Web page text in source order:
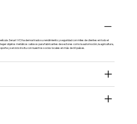
Zerust VCI ha demostrado su rendimiento y seguridad con miles de clientes en todo el
objetos metálicos valiosos para fabricantes de sectores como la automoción, la agricultura,
y servicio in situ con nuestros socios locales en más de 60 países.